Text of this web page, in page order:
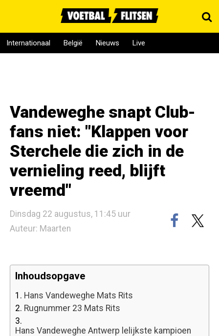
Internationaal België Nieuws Live
Vandeweghe snapt Club-
fans niet: "Klappen voor
Sterchele die zich in de
vernieling reed, blijft
vreemd"
Dinsdag 22 augustus, 11:45 uur
Auteur: Maarten
Inhoudsopgave
1. Hans Vandeweghe Mats Rits
2. Rugnummer 23 Mats Rits
3.
Hans Vandeweghe Antwerp lelijkste kampioen